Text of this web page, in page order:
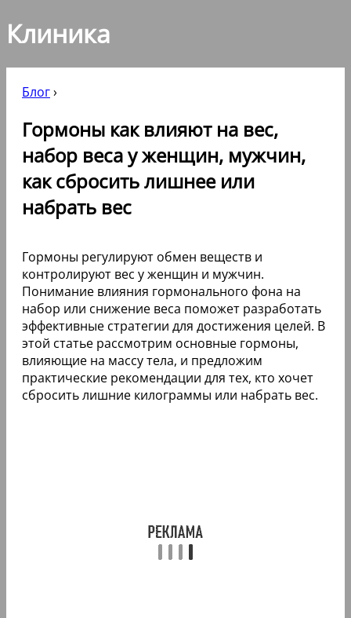
Клиника
Блог›
Гормоны как влияют на вес,
набор веса у женщин, мужчин,
как сбросить лишнее или
набрать вес
Гормоны регулируют обмен веществ и
контролируют вес у женщин и мужчин.
Понимание влияния гормонального фона на
набор или снижение веса поможет разработать
эффективные стратегии для достижения целей. В
этой статье рассмотрим основные гормоны,
влияющие на массу тела, и предложим
практические рекомендации для тех, кто хочет
сбросить лишние килограммы или набрать вес.